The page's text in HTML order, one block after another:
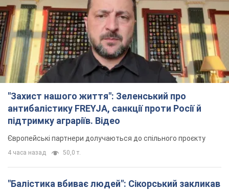
"Захист нашого життя": Зеленський про
антибалістику FREYJA, санкції проти Росії й
підтримку аграріїв. Відео
Європейські партнери долучаються до спільного проєкту
4 часа назад 50,0 т.
"Балістика вбиває людей": Сікорський закликав